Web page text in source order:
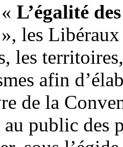
L’égalité
», les
les
afin
de la
public des